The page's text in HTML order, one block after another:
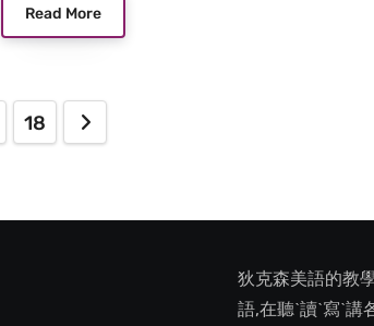
Read More
18
狄克森美語的教
語,在聽ˋ讀ˋ寫ˋ